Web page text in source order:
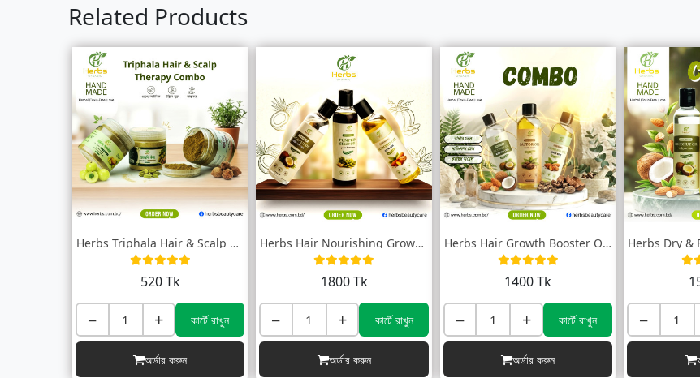
Related Products
Herbs Triphala Hair & Scalp Therapy...
520 Tk
− + কার্টে রাখুন
অর্ডার করুন
Herbs Hair Nourishing Growth Oil Combo (...
1800 Tk
− + কার্টে রাখুন
অর্ডার করুন
Herbs Hair Growth Booster Oil Combo (হেয...
1400 Tk
− + কার্টে রাখুন
অর্ডার করুন
−